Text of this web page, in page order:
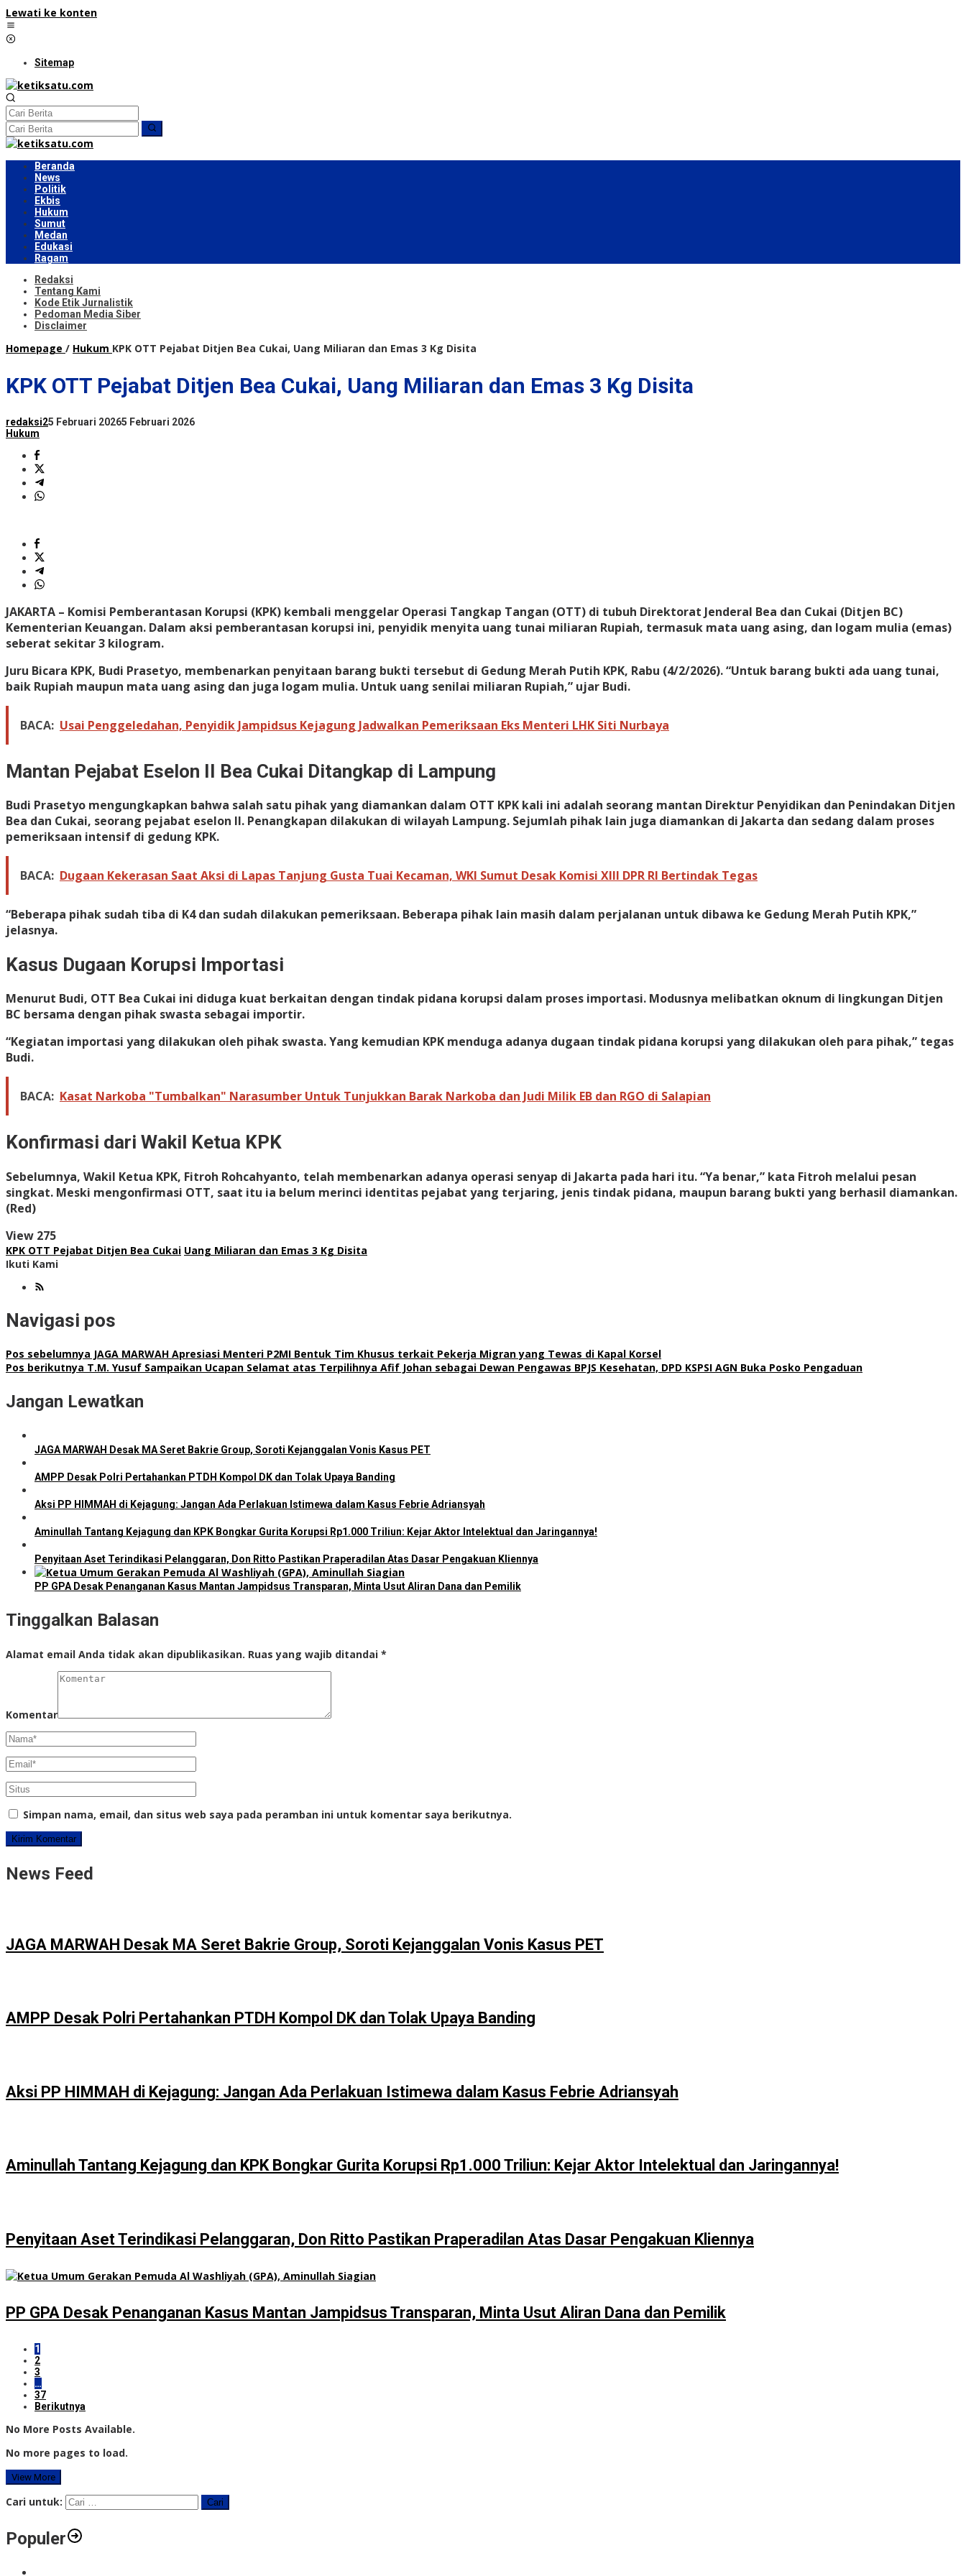
Lewati ke konten
Sitemap
Beranda
News
Politik
Ekbis
Hukum
Sumut
Medan
Edukasi
Ragam
Redaksi
Tentang Kami
Kode Etik Jurnalistik
Pedoman Media Siber
Disclaimer
Homepage / Hukum KPK OTT Pejabat Ditjen Bea Cukai, Uang Miliaran dan Emas 3 Kg Disita
KPK OTT Pejabat Ditjen Bea Cukai, Uang Miliaran dan Emas 3 Kg Disita
redaksi25 Februari 20265 Februari 2026
Hukum
JAKARTA – Komisi Pemberantasan Korupsi (KPK) kembali menggelar Operasi Tangkap Tangan (OTT) di tubuh Direktorat Jenderal Bea dan Cukai (Ditjen BC)
Kementerian Keuangan. Dalam aksi pemberantasan korupsi ini, penyidik menyita uang tunai miliaran Rupiah, termasuk mata uang asing, dan logam mulia (emas)
seberat sekitar 3 kilogram.
Juru Bicara KPK, Budi Prasetyo, membenarkan penyitaan barang bukti tersebut di Gedung Merah Putih KPK, Rabu (4/2/2026). “Untuk barang bukti ada uang tunai,
baik Rupiah maupun mata uang asing dan juga logam mulia. Untuk uang senilai miliaran Rupiah,” ujar Budi.
BACA: Usai Penggeledahan, Penyidik Jampidsus Kejagung Jadwalkan Pemeriksaan Eks Menteri LHK Siti Nurbaya
Mantan Pejabat Eselon II Bea Cukai Ditangkap di Lampung
Budi Prasetyo mengungkapkan bahwa salah satu pihak yang diamankan dalam OTT KPK kali ini adalah seorang mantan Direktur Penyidikan dan Penindakan Ditjen
Bea dan Cukai, seorang pejabat eselon II. Penangkapan dilakukan di wilayah Lampung. Sejumlah pihak lain juga diamankan di Jakarta dan sedang dalam proses
pemeriksaan intensif di gedung KPK.
BACA: Dugaan Kekerasan Saat Aksi di Lapas Tanjung Gusta Tuai Kecaman, WKI Sumut Desak Komisi XIII DPR RI Bertindak Tegas
“Beberapa pihak sudah tiba di K4 dan sudah dilakukan pemeriksaan. Beberapa pihak lain masih dalam perjalanan untuk dibawa ke Gedung Merah Putih KPK,”
jelasnya.
Kasus Dugaan Korupsi Importasi
Menurut Budi, OTT Bea Cukai ini diduga kuat berkaitan dengan tindak pidana korupsi dalam proses importasi. Modusnya melibatkan oknum di lingkungan Ditjen
BC bersama dengan pihak swasta sebagai importir.
“Kegiatan importasi yang dilakukan oleh pihak swasta. Yang kemudian KPK menduga adanya dugaan tindak pidana korupsi yang dilakukan oleh para pihak,” tegas
Budi.
BACA: Kasat Narkoba "Tumbalkan" Narasumber Untuk Tunjukkan Barak Narkoba dan Judi Milik EB dan RGO di Salapian
Konfirmasi dari Wakil Ketua KPK
Sebelumnya, Wakil Ketua KPK, Fitroh Rohcahyanto, telah membenarkan adanya operasi senyap di Jakarta pada hari itu. “Ya benar,” kata Fitroh melalui pesan
singkat. Meski mengonfirmasi OTT, saat itu ia belum merinci identitas pejabat yang terjaring, jenis tindak pidana, maupun barang bukti yang berhasil diamankan.
(Red)
View 275
KPK OTT Pejabat Ditjen Bea Cukai Uang Miliaran dan Emas 3 Kg Disita
Ikuti Kami
Navigasi pos
Pos sebelumnya JAGA MARWAH Apresiasi Menteri P2MI Bentuk Tim Khusus terkait Pekerja Migran yang Tewas di Kapal Korsel
Pos berikutnya ​T.M. Yusuf Sampaikan Ucapan Selamat atas Terpilihnya Afif Johan sebagai Dewan Pengawas BPJS Kesehatan, DPD KSPSI AGN Buka Posko Pengaduan
Jangan Lewatkan
JAGA MARWAH Desak MA Seret Bakrie Group, Soroti Kejanggalan Vonis Kasus PET
AMPP Desak Polri Pertahankan PTDH Kompol DK dan Tolak Upaya Banding
Aksi PP HIMMAH di Kejagung: Jangan Ada Perlakuan Istimewa dalam Kasus Febrie Adriansyah
Aminullah Tantang Kejagung dan KPK Bongkar Gurita Korupsi Rp1.000 Triliun: Kejar Aktor Intelektual dan Jaringannya!
Penyitaan Aset Terindikasi Pelanggaran, Don Ritto Pastikan Praperadilan Atas Dasar Pengakuan Kliennya
PP GPA Desak Penanganan Kasus Mantan Jampidsus Transparan, Minta Usut Aliran Dana dan Pemilik
Tinggalkan Balasan
Alamat email Anda tidak akan dipublikasikan. Ruas yang wajib ditandai *
Komentar
Simpan nama, email, dan situs web saya pada peramban ini untuk komentar saya berikutnya.
News Feed
JAGA MARWAH Desak MA Seret Bakrie Group, Soroti Kejanggalan Vonis Kasus PET
AMPP Desak Polri Pertahankan PTDH Kompol DK dan Tolak Upaya Banding
Aksi PP HIMMAH di Kejagung: Jangan Ada Perlakuan Istimewa dalam Kasus Febrie Adriansyah
Aminullah Tantang Kejagung dan KPK Bongkar Gurita Korupsi Rp1.000 Triliun: Kejar Aktor Intelektual dan Jaringannya!
Penyitaan Aset Terindikasi Pelanggaran, Don Ritto Pastikan Praperadilan Atas Dasar Pengakuan Kliennya
PP GPA Desak Penanganan Kasus Mantan Jampidsus Transparan, Minta Usut Aliran Dana dan Pemilik
1
2
3
…
37
Berikutnya
No More Posts Available.
No more pages to load.
View More
Cari untuk:
Populer